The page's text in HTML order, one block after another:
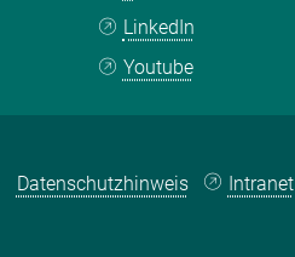
LinkedIn
Youtube
Datenschutzhinweis Intranet